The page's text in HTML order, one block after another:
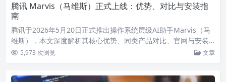
腾讯 Marvis（马维斯）正式上线：优势、对比与安装指
南
腾讯于2026年5月20日正式推出操作系统层级AI助手Marvis（马
维斯），本文深度解析其核心优势、同类产品对比、官网与安装
方法。5,973 次浏览 文章